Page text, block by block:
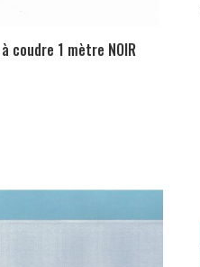
coudre 1 mètre NOIR